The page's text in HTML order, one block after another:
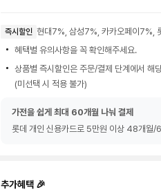
즉시할인 현대7%, 삼성7%, 카카오페이7%,
혜택별 유의사항을 꼭 확인해주세요.
상품별 즉시할인은 주문/결제 단계에서 해
(미선택 시 적용 불가)
가전을 쉽게 최대 60개월 나눠 결제
롯데 개인 신용카드로 5만원 이상 48개월/
추가혜택 🎉